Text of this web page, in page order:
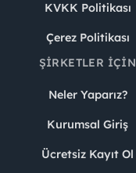
KVKK Politikası
Çerez Politikası
ŞIRKETLER İÇIN
Neler Yaparız?
Kurumsal Giriş
Ücretsiz Kayıt Ol